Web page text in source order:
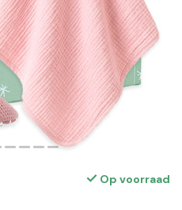
Op voorraad